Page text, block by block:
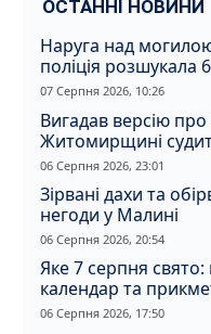
ОСТАННІ НОВИНИ
Наруга над
поліція розшукала
07 Серпня 2026, 10:26
Вигадав версію
Житомирщині
вбивство
06 Серпня 2026, 23:01
Зірвані дахи та
негоди у Малині
06 Серпня 2026, 20:54
Яке 7 серпня свято:
календар та
06 Серпня 2026, 17:50